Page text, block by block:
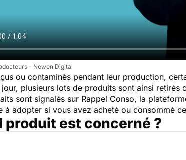
- Newen Digital
ou contaminés pendant leur production,
jour, plusieurs lots de produits sont ainsi retirés
sont signalés sur Rappel Conso, la
à adopter si vous avez acheté ou consommé
produit est concerné ?